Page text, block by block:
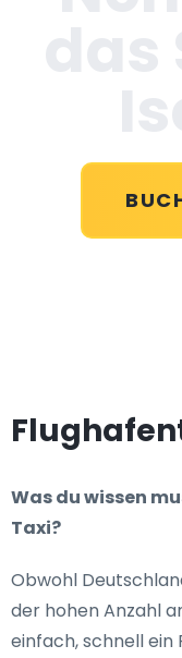
Was du wissen
Taxi?
Obwohl
der hohen Anzahl
einfach, schnell ein